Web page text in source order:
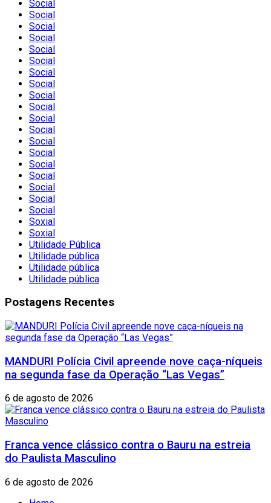
Social
Social
Social
Social
Social
Social
Social
Social
Social
Social
Social
Social
Social
Social
Social
Social
Social
Social
Social
Soxial
Soxial
Utilidade Pública
Utilidade pública
Utilidade pública
Utilidade pública
Postagens Recentes
MANDURI Polícia Civil apreende nove caça-níqueis
na segunda fase da Operação “Las Vegas”
6 de agosto de 2026
Franca vence clássico contra o Bauru na estreia
do Paulista Masculino
6 de agosto de 2026